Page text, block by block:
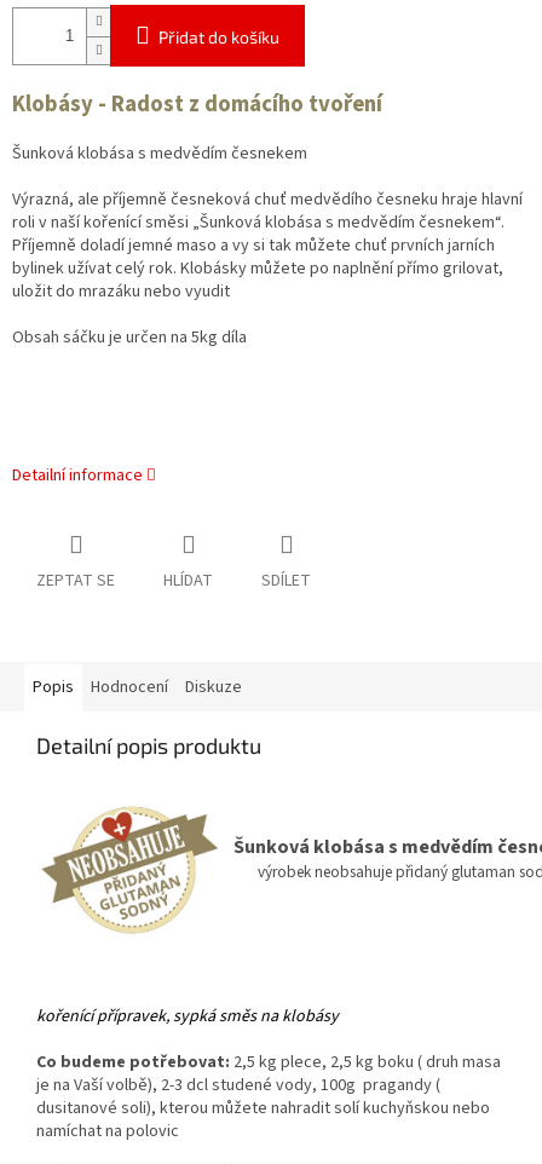
Přidat do košíku
Klobásy - Radost z domácího tvoření
Šunková klobása s medvědím česnekem
Výrazná, ale příjemně česneková chuť medvědího česneku hraje hlavní
roli v naší kořenící směsi „Šunková klobása s medvědím česnekem“.
Příjemně doladí jemné maso a vy si tak můžete chuť prvních jarních
bylinek užívat celý rok. Klobásky můžete po naplnění přímo grilovat,
uložit do mrazáku nebo vyudit
Obsah sáčku je určen na 5kg díla
Detailní informace
ZEPTAT SE HLÍDAT SDÍLET
Popis Hodnocení Diskuze
Detailní popis produktu
Šunková klobása s medvědím
výrobek neobsahuje přidaný glutaman
kořenící přípravek, sypká směs na klobásy
Co budeme potřebovat: 2,5 kg plece, 2,5 kg boku ( druh masa
je na Vaší volbě), 2-3 dcl studené vody, 100g pragandy (
dusitanové soli), kterou můžete nahradit solí kuchyňskou nebo
namíchat na polovic